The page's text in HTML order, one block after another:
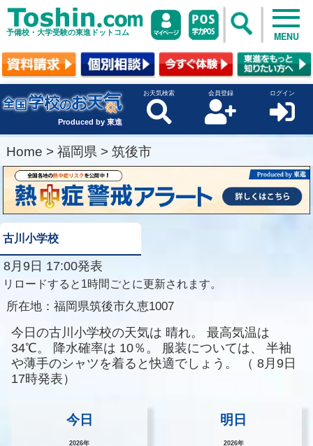
予備校・大学受験の東進ドットコム MENU
Produced by 東進
お天気検索 会員登録 ログイン
Home > 福岡県 > 筑後市
古川小学校
8月9日 17:00発表
リロードすると1時間ごとに更新されます。
所在地： 福岡県筑後市久恵1007
今日の古川小学校の天気は 晴れ。
最高気温は
34℃。
降水確率は 10％。 服装については、
半袖
や薄手のシャツを着ると快適でしょう。
（ 8月9日
17時発表）
今日
2026年
明日
2026年